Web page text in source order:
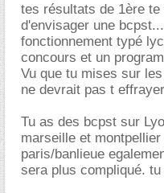
tes résultats de 1ère
d'envisager une
fonctionnement typé
concours et un
Vu que tu mises sur
ne devrait pas t
Tu as des bcpst sur
marseille et
paris/banlieue
sera plus compliqué.